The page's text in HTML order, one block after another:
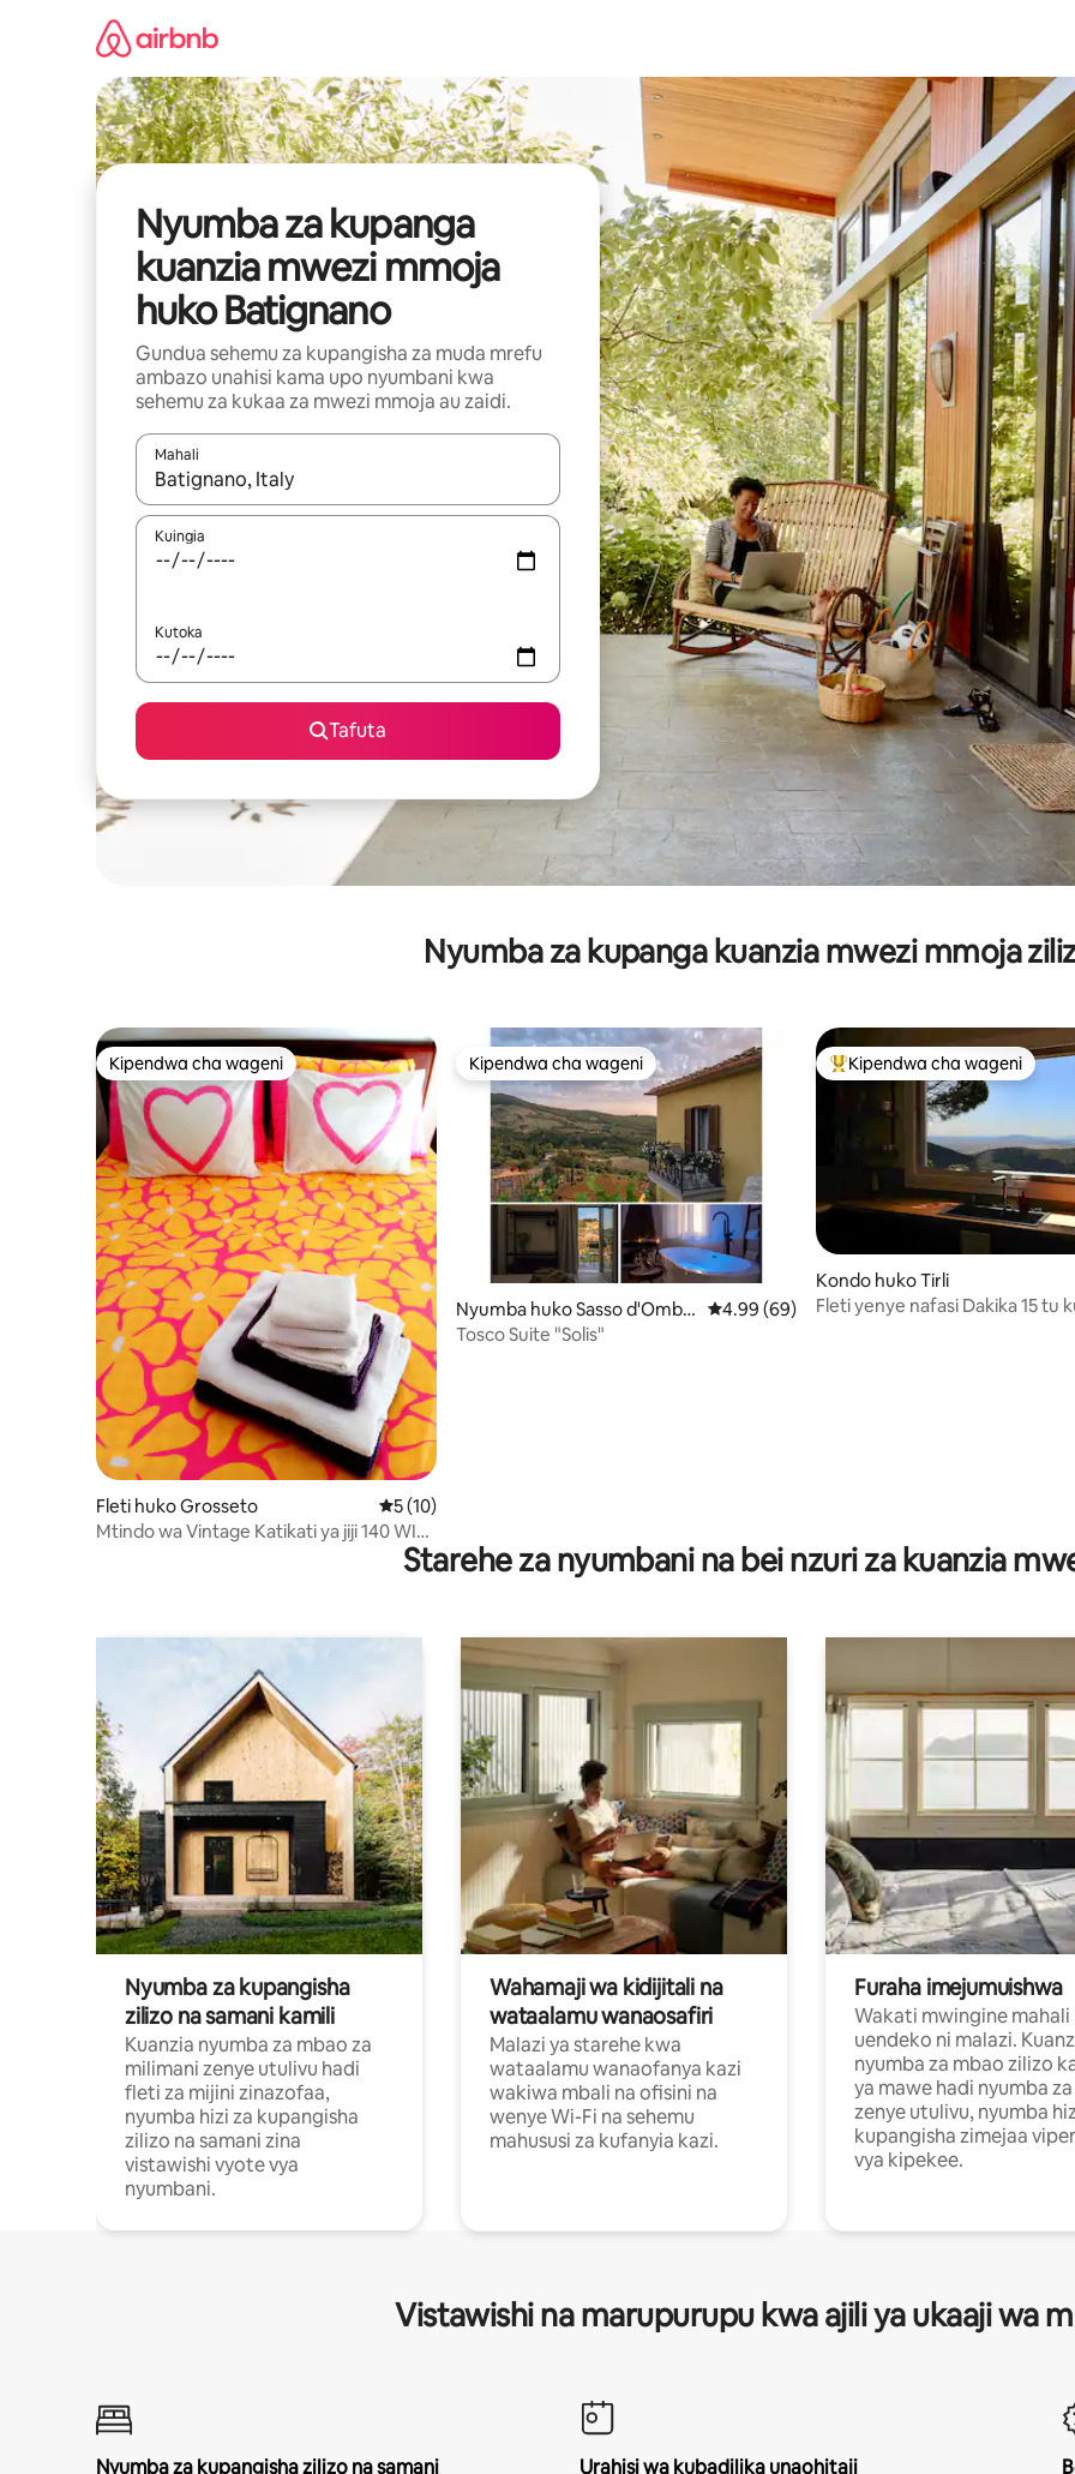
Nyumba za kupanga
kuanzia mwezi mmoja
huko Batignano
Gundua sehemu za kupangisha za muda mrefu
ambazo unahisi kama upo nyumbani kwa
sehemu za kukaa za mwezi mmoja au zaidi.
Mahali
Wakati matokeo yanapatikana, vinjari kwa kutumia vitufe vya vishale vya juu na chini au uchunguze kwa kugusa au
Kuingia
Kutoka
Tafuta
Nyumba za kupanga kuanzia mwezi mmoja
Kipendwa cha wageni
Kipendwa cha wageni
Fleti huko Grosseto Ukadiriaji wa wastani wa 5 kati ya 5, tathmini 10
5 (10)
Mtindo wa Vintage Katikati ya jiji 140 WIFI
Kipendwa cha wageni
Kipendwa cha wageni
Nyumba huko Sasso d'Ombr
one
Ukadiriaji wa wastani wa 4.99 kati ya 5,
4.99 (69)
Tosco Suite "Solis"
Kipendwa maarufu cha wageni
Kipendwa cha wageni
Kondo huko Tirli
Fleti yenye nafasi Dakika 15 tu
Starehe za nyumbani na bei nzuri za kuanzia
Nyumba za kupangisha
zilizo na samani kamili
Kuanzia nyumba za mbao za
milimani zenye utulivu hadi
fleti za mijini zinazofaa,
nyumba hizi za kupangisha
zilizo na samani zina
vistawishi vyote vya
nyumbani.
Wahamaji wa kidijitali na
wataalamu wanaosafiri
Malazi ya starehe kwa
wataalamu wanaofanya kazi
wakiwa mbali na ofisini na
wenye Wi-Fi na sehemu
mahususi za kufanyia kazi.
Furaha imejumuishwa
Wakati mwingine mahali
uendeko ni malazi.
nyumba za mbao zilizo
ya mawe hadi nyumba
zenye utulivu, nyumba
kupangisha zimejaa
vya kipekee.
Vistawishi na marupurupu kwa ajili ya ukaaji wa
Nyumba za kupangisha zilizo na samani
Urahisi wa kubadilika unaohitaji